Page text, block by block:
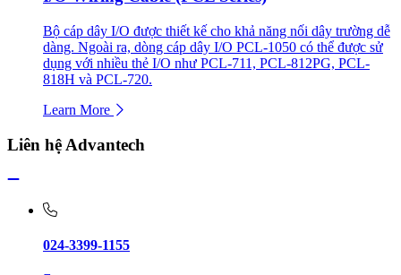
Bộ cáp dây I/O được thiết kế cho khả năng nối dây trường dễ
dàng. Ngoài ra, dòng cáp dây I/O PCL-1050 có thể được sử
dụng với nhiều thẻ I/O như PCL-711, PCL-812PG, PCL-
818H và PCL-720.
Learn More
Liên hệ Advantech
024-3399-1155